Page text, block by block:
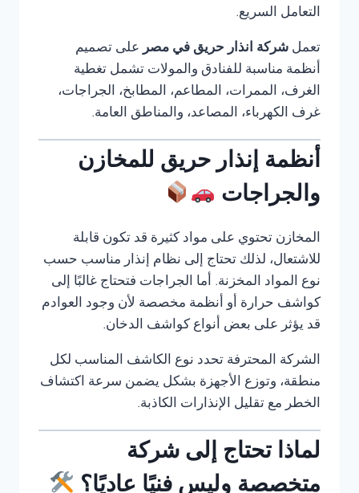
التعامل السريع.
تعمل شركة انذار حريق في مصر على تصميم
أنظمة مناسبة للفنادق والمولات تشمل تغطية
الغرف، الممرات، المطاعم، المطابخ، الجراجات،
غرف الكهرباء، المصاعد، والمناطق العامة.
أنظمة إنذار حريق للمخازن
والجراجات
المخازن تحتوي على مواد كثيرة قد تكون قابلة
للاشتعال، لذلك تحتاج إلى نظام إنذار مناسب حسب
نوع المواد المخزنة. أما الجراجات فتحتاج غالبًا إلى
كواشف حرارة أو أنظمة مخصصة لأن وجود العوادم
قد يؤثر على بعض أنواع كواشف الدخان.
الشركة المحترفة تحدد نوع الكاشف المناسب لكل
منطقة، وتوزع الأجهزة بشكل يضمن سرعة اكتشاف
الخطر مع تقليل الإنذارات الكاذبة.
لماذا تحتاج إلى شركة
متخصصة وليس فنيًا عاديًا؟